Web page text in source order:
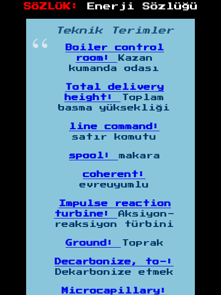
SÖZLÜK: Enerji Sözlüğü
Teknik Terimler
Boiler control
room:
Kazan
kumanda odası
Total delivery
height:
Toplam
basma yüksekliği
line command:
satır komutu
spool: makara
coherent:
evreuyumlu
Impulse reaction
turbine:
Aksiyon-
reaksiyon türbini
Ground: Toprak
Decarbonize, to-:
Dekarbonize etmek
Microcapillary: